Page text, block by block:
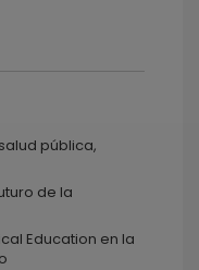
pública,
de la
Education en la